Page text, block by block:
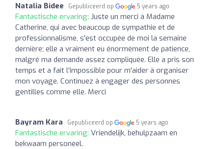
Natalia Bidee Gepubliceerd op 5 years ago
Fantastische ervaring: Juste un merci à Madame
Catherine, qui avec beaucoup de sympathie et de
professionnalisme, s'est occupée de moi la semaine
dernière; elle a vraiment eu énormément de patience,
malgré ma demande assez compliquée. Elle a pris son
temps et a fait l'impossible pour m'aider à organiser
mon voyage. Continuez à engager des personnes
gentilles comme elle. Merci
Bayram Kara Gepubliceerd op 5 years ago
Fantastische ervaring: Vriendelijk, behulpzaam en
bekwaam personeel.